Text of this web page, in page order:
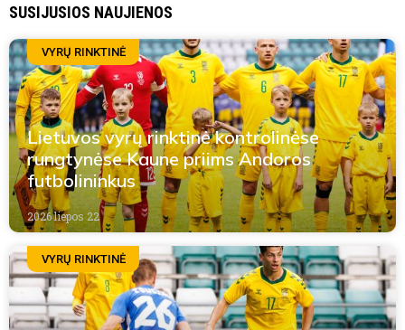
SUSIJUSIOS NAUJIENOS
VYRŲ RINKTINĖ
Lietuvos vyrų rinktinė kontrolinėse
rungtynėse Kaune priims Andoros
futbolininkus
2026 liepos 22
VYRŲ RINKTINĖ